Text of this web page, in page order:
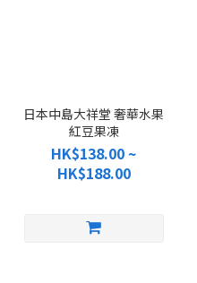
日本中島大祥堂 奢華水果
紅豆果凍
HK$138.00 ~
HK$188.00